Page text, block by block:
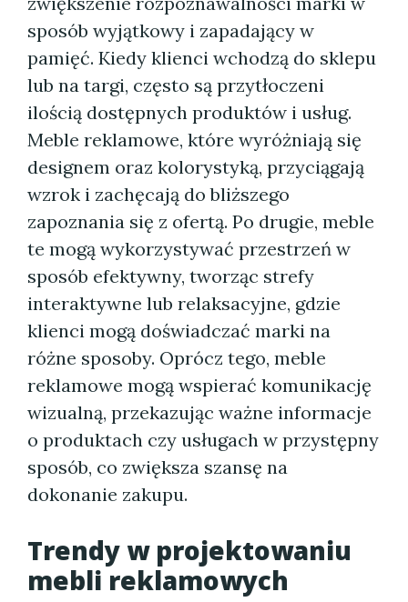
sposób wyjątkowy i zapadający w
pamięć. Kiedy klienci wchodzą do sklepu
lub na targi, często są przytłoczeni
ilością dostępnych produktów i usług.
Meble reklamowe, które wyróżniają się
designem oraz kolorystyką, przyciągają
wzrok i zachęcają do bliższego
zapoznania się z ofertą. Po drugie, meble
te mogą wykorzystywać przestrzeń w
sposób efektywny, tworząc strefy
interaktywne lub relaksacyjne, gdzie
klienci mogą doświadczać marki na
różne sposoby. Oprócz tego, meble
reklamowe mogą wspierać komunikację
wizualną, przekazując ważne informacje
o produktach czy usługach w przystępny
sposób, co zwiększa szansę na
dokonanie zakupu.
Trendy w projektowaniu
mebli reklamowych